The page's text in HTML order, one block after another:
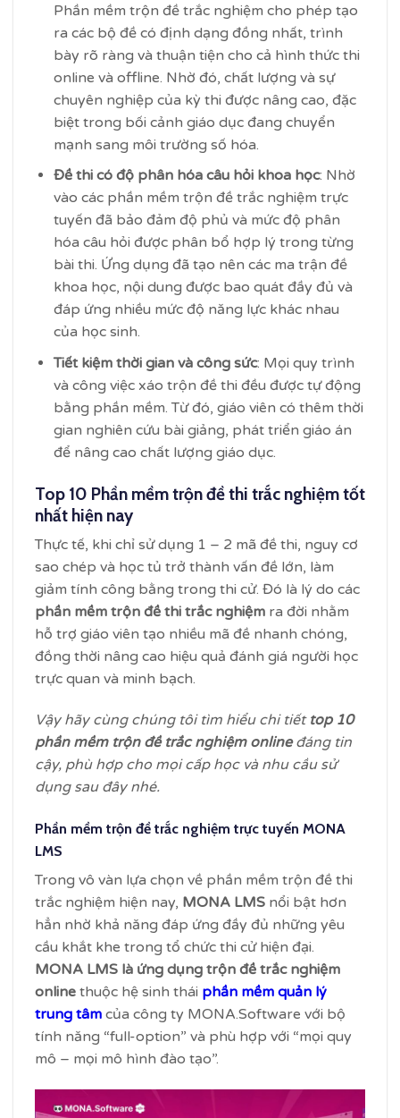
Phần mềm trộn đề trắc nghiệm cho phép tạo
ra các bộ đề có định dạng đồng nhất, trình
bày rõ ràng và thuận tiện cho cả hình thức thi
online và offline. Nhờ đó, chất lượng và sự
chuyên nghiệp của kỳ thi được nâng cao, đặc
biệt trong bối cảnh giáo dục đang chuyển
mạnh sang môi trường số hóa.
Đề thi có độ phân hóa câu hỏi khoa học: Nhờ
vào các phần mềm trộn đề trắc nghiệm trực
tuyến đã bảo đảm độ phủ và mức độ phân
hóa câu hỏi được phân bổ hợp lý trong từng
bài thi. Ứng dụng đã tạo nên các ma trận đề
khoa học, nội dung được bao quát đầy đủ và
đáp ứng nhiều mức độ năng lực khác nhau
của học sinh.
Tiết kiệm thời gian và công sức: Mọi quy trình
và công việc xáo trộn đề thi đều được tự động
bằng phần mềm. Từ đó, giáo viên có thêm thời
gian nghiên cứu bài giảng, phát triển giáo án
để nâng cao chất lượng giáo dục.
Top 10 Phần mềm trộn đề thi trắc nghiệm tốt
nhất hiện nay
Thực tế, khi chỉ sử dụng 1 – 2 mã đề thi, nguy cơ
sao chép và học tủ trở thành vấn đề lớn, làm
giảm tính công bằng trong thi cử. Đó là lý do các
phần mềm trộn đề thi trắc nghiệm ra đời nhằm
hỗ trợ giáo viên tạo nhiều mã đề nhanh chóng,
đồng thời nâng cao hiệu quả đánh giá người học
trực quan và minh bạch.
Vậy hãy cùng chúng tôi tìm hiểu chi tiết top 10
phần mềm trộn đề trắc nghiệm onlineđáng tin
cậy, phù hợp cho mọi cấp học và nhu cầu sử
dụng sau đây nhé.
Phần mềm trộn đề trắc nghiệm trực tuyến MONA
LMS
Trong vô vàn lựa chọn về phần mềm trộn đề thi
trắc nghiệm hiện nay, MONA LMS nổi bật hơn
hẳn nhờ khả năng đáp ứng đầy đủ những yêu
cầu khắt khe trong tổ chức thi cử hiện đại.
MONA LMS là ứng dụng trộn đề trắc nghiệm
online thuộc hệ sinh thái phần mềm quản lý
trung tâm của công ty MONA.Software với bộ
tính năng “full-option” và phù hợp với “mọi quy
mô – mọi mô hình đào tạo”.